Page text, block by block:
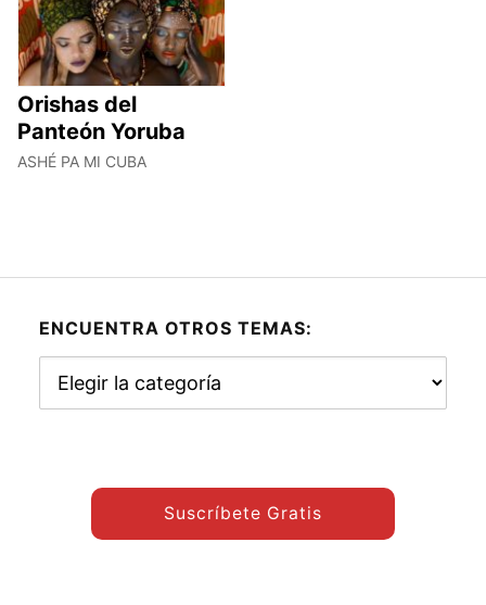
Orishas del
Panteón Yoruba
ASHÉ PA MI CUBA
ENCUENTRA OTROS TEMAS:
otros
Suscríbete Gratis